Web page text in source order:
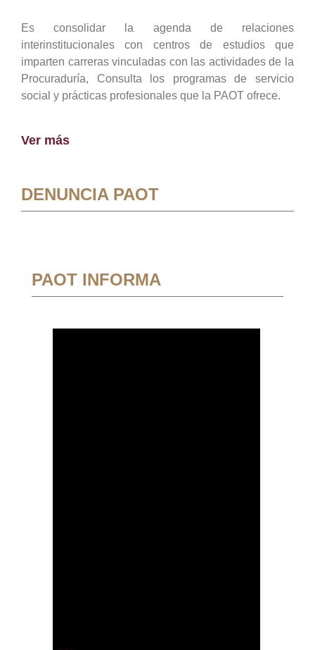
Es consolidar la agenda de relaciones
interinstitucionales con centros de estudios que
imparten carreras vinculadas con las actividades de la
Procuraduría, Consulta los programas de servicio
social y prácticas profesionales que la PAOT ofrece.
Ver más
DENUNCIA PAOT
PAOT INFORMA